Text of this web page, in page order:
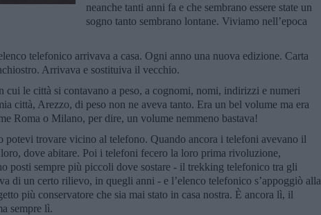
neanche tanti anni fa e che sembrano essere state un
sogno tanto sembrano lontane. Viviamo nell’epoca
telefonico arrivava a casa. Ogni anno una nuova edizione. Carta
Arrivava e sostituiva il vecchio.
cui le città si contavano a peso, a cognomi, nomi, indirizzi e numeri
città, Arezzo, di peso non ne aveva tanto. Era un bel volume ma era
Roma o Milano, per dire, un volume nemmeno bastava!
potevi trovare vicino al telefono. Quando ancora i telefoni avevano il
dove abitare. Poi i telefoni fecero la loro prima rivoluzione,
posti sempre più piccoli dove sostare - il trekking telefonico tra gli
di un certo rilievo, in quegli anni - e l’elenco telefonico s’appoggiò alla
più conservatore che sia mai stato in casa nostra. È ancora lì, il
sempre lì.